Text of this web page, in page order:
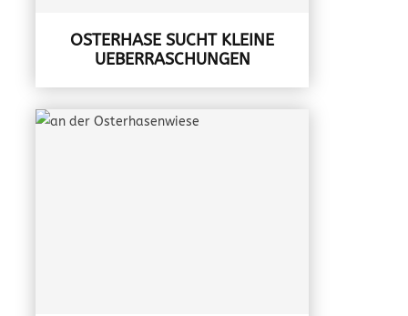
OSTERHASE SUCHT KLEINE
UEBERRASCHUNGEN